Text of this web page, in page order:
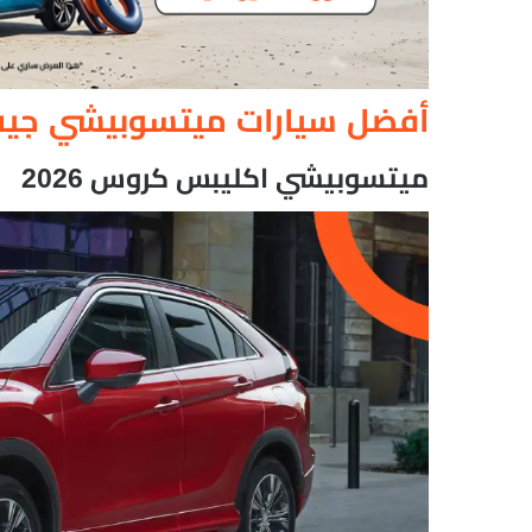
أفضل سيارات ميتسوبيشي جيب
ميتسوبيشي اكليبس كروس 2026